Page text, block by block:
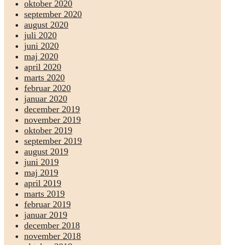
oktober 2020
september 2020
august 2020
juli 2020
juni 2020
maj 2020
april 2020
marts 2020
februar 2020
januar 2020
december 2019
november 2019
oktober 2019
september 2019
august 2019
juni 2019
maj 2019
april 2019
marts 2019
februar 2019
januar 2019
december 2018
november 2018